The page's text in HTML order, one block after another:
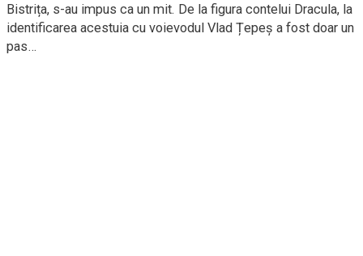
Bistrița, s-au impus ca un mit. De la figura contelui Dracula, la
identificarea acestuia cu voievodul Vlad Țepeș a fost doar un
pas…